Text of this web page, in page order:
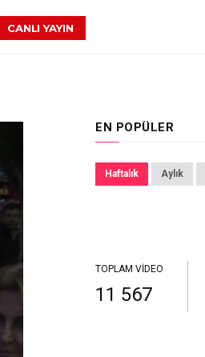
CANLI YAYIN
EN POPÜLER
Haftalık Aylık
TOPLAM VIDEO
11 567